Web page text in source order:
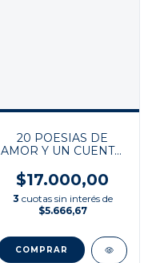
20 POESIAS DE
AMOR Y UN CUENTO
$17.000,00
3 cuotas sin interés de
$5.666,67